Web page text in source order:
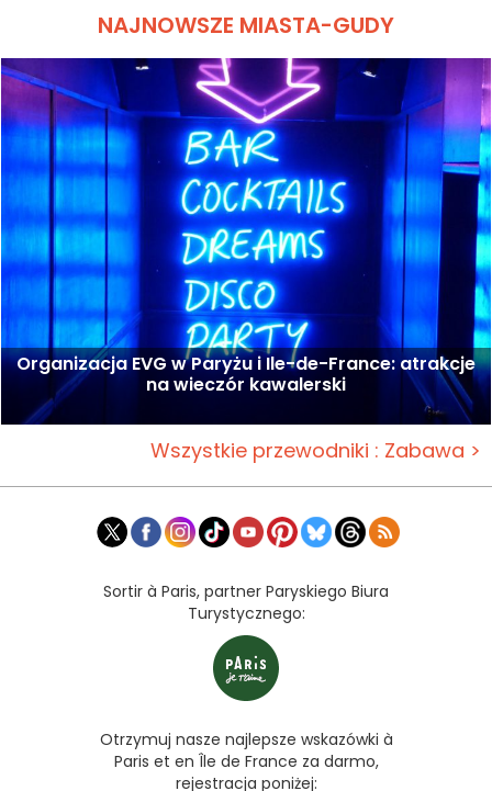
NAJNOWSZE MIASTA-GUDY
Organizacja EVG w Paryżu i Ile-de-France: atrakcje
na wieczór kawalerski
Wszystkie przewodniki : Zabawa >
Sortir à Paris, partner Paryskiego Biura
Turystycznego:
Otrzymuj nasze najlepsze wskazówki à
Paris et en Île de France za darmo,
rejestracja poniżej: